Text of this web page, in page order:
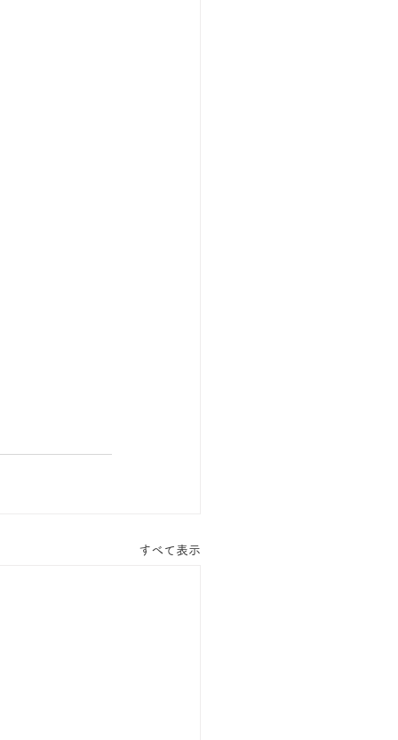
すべて表示